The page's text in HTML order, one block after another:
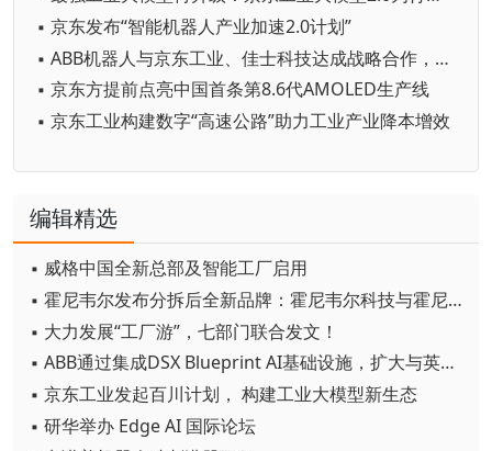
▪ 京东发布“智能机器人产业加速2.0计划”
▪ ABB机器人与京东工业、佳士科技达成战略合作，以DTC创新模式共塑焊接机器人产业新生态
▪ 京东方提前点亮中国首条第8.6代AMOLED生产线
▪ 京东工业构建数字“高速公路”助力工业产业降本增效
编辑精选
▪ 威格中国全新总部及智能工厂启用
▪ 霍尼韦尔发布分拆后全新品牌：霍尼韦尔科技与霍尼韦尔航空航天
▪ 大力发展“工厂游”，七部门联合发文！
▪ ABB通过集成DSX Blueprint AI基础设施，扩大与英伟达的合作
▪ 京东工业发起百川计划， 构建工业大模型新生态
▪ 研华举办 Edge AI 国际论坛